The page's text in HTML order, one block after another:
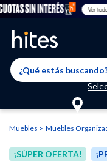
Ver todo
El producto
El producto ha sido
Llegaste al límite de
uno nuevo ingresa a “Mi
Muebles Muebles
¡SÚPER OFERTA!